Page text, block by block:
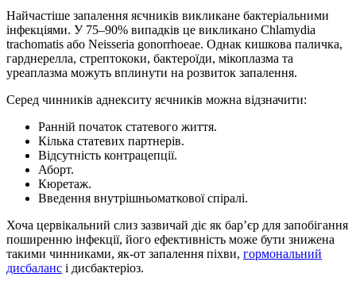
Найчастіше запалення яєчників викликане бактеріальними
інфекціями. У 75–90% випадків це викликано Chlamydia
trachomatis або Neisseria gonorrhoeae. Однак кишкова паличка,
гарднерелла, стрептококи, бактероїди, мікоплазма та
уреаплазма можуть вплинути на розвиток запалення.
Серед чинників аднекситу яєчників можна відзначити:
Ранній початок статевого життя.
Кілька статевих партнерів.
Відсутність контрацепції.
Аборт.
Кюретаж.
Введення внутрішньоматкової спіралі.
Хоча цервікальний слиз зазвичай діє як бар’єр для запобігання
поширенню інфекції, його ефективність може бути знижена
такими чинниками, як-от запалення піхви, гормональний
дисбаланс і дисбактеріоз.